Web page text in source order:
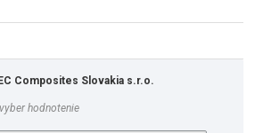
Composites Slovakia s.r.o.
vyber hodnotenie